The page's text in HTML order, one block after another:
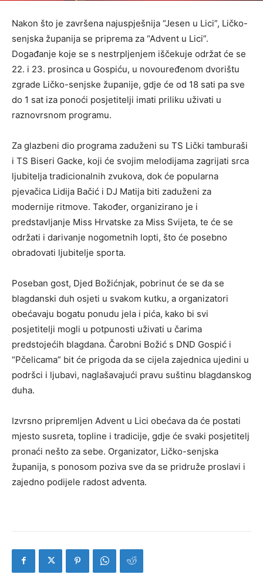
Nakon što je završena najuspješnija “Jesen u Lici”, Ličko-
senjska županija se priprema za “Advent u Lici”.
Događanje koje se s nestrpljenjem iščekuje održat će se
22. i 23. prosinca u Gospiću, u novouređenom dvorištu
zgrade Ličko-senjske županije, gdje će od 18 sati pa sve
do 1 sat iza ponoći posjetitelji imati priliku uživati u
raznovrsnom programu.
Za glazbeni dio programa zaduženi su TS Lički tamburaši
i TS Biseri Gacke, koji će svojim melodijama zagrijati srca
ljubitelja tradicionalnih zvukova, dok će popularna
pjevačica Lidija Bačić i DJ Matija biti zaduženi za
modernije ritmove. Također, organizirano je i
predstavljanje Miss Hrvatske za Miss Svijeta, te će se
održati i darivanje nogometnih lopti, što će posebno
obradovati ljubitelje sporta.
Poseban gost, Djed Božićnjak, pobrinut će se da se
blagdanski duh osjeti u svakom kutku, a organizatori
obećavaju bogatu ponudu jela i pića, kako bi svi
posjetitelji mogli u potpunosti uživati u čarima
predstojećih blagdana. Čarobni Božić s DND Gospić i
“Pčelicama” bit će prigoda da se cijela zajednica ujedini u
podršci i ljubavi, naglašavajući pravu suštinu blagdanskog
duha.
Izvrsno pripremljen Advent u Lici obećava da će postati
mjesto susreta, topline i tradicije, gdje će svaki posjetitelj
pronaći nešto za sebe. Organizator, Ličko-senjska
županija, s ponosom poziva sve da se pridruže proslavi i
zajedno podijele radost adventa.